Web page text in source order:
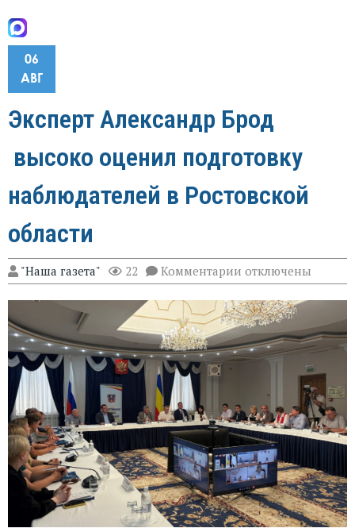
06
АВГ
Эксперт Александр Брод
высоко оценил подготовку
наблюдателей в Ростовской
области
"Наша газета" 22 Комментарии к
записи
Эксперт
Александр
Брод
высоко
оценил
подготовку
наблюдателей
Ростовской
области
отключены